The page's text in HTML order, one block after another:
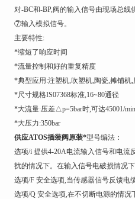
对-BC和-BP,阀的输入信号由现场总
⑦输入模拟信号。
主要特性:
*缩短了响应时间
*流量控制和好的重复精度
*典型应用:注塑机,吹塑机,陶瓷,摊铺机
*尺寸规格IS07368标准,16~80通径
*大流量:压差△p=5bar时,可达45001/
*大压力:350bar
供应ATOS插装阀原装*型号编法：
选项/i 提供4-20A电流输入信号和电流
扰的情况下。在输入信号电破损情况
选项/F 安全选项,当传感器信号反馈电
选项/Q 安全选项,在不切断电源的情